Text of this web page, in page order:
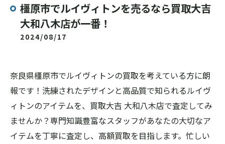
橿原市でルイヴィトンを売るなら買取大吉
大和八木店が一番！
2024/08/17
奈良県橿原市でルイヴィトンの買取を考えている方に朗
報です！洗練されたデザインと高品質で知られるルイヴ
ィトンのアイテムを、買取大吉 大和八木店で査定してみ
ませんか？専門知識豊富なスタッフがあなたの大切なア
イテムを丁寧に査定し、高額買取を目指します。忙しい